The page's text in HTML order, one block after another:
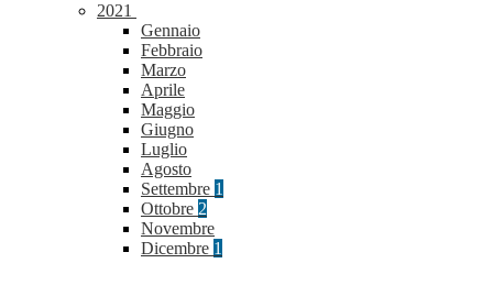
2021
Gennaio
Febbraio
Marzo
Aprile
Maggio
Giugno
Luglio
Agosto
Settembre 1
Ottobre 2
Novembre
Dicembre 1